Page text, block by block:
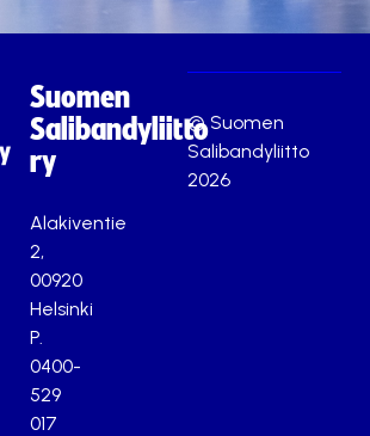
Suomen
Salibandyliitto
ry
Alakiventie
2,
00920
Helsinki
P.
0400-
529
017
© Suomen
Salibandyliitto
2026